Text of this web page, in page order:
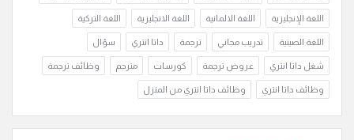
اللغة الإنجليزية اللغة الالمانية اللغة الانجليزية اللغة التركية
اللغة الصينية تدريب مجاني ترجمة داتا انتري سؤال
شغل داتا انتري عروض ترجمة كورسات مترجم وظائف ترجمة
وظائف داتا انتري وظائف داتا انتري من المنزل